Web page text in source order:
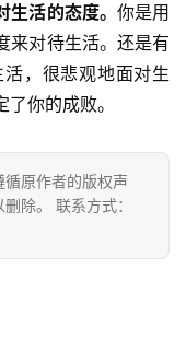
活的态度。 你是用
来对待生活。还是有
，很悲观地面对生
你的成败。
原作者的版权声
除。 联系方式：